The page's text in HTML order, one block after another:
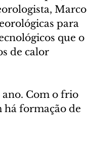
Marco
para
que o
de calor
ano. Com o frio
há formação de